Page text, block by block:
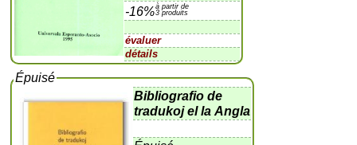
-16%à partir de
3 produits
évaluer
détails
Épuisé
Bibliografio de
tradukoj el la Angla